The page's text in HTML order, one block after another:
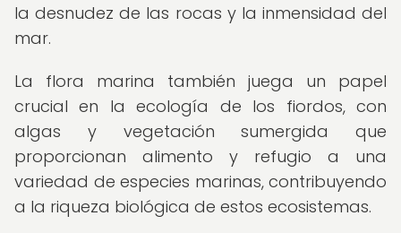
la desnudez de las rocas y la inmensidad del
mar.
La flora marina también juega un papel
crucial en la ecología de los fiordos, con
algas y vegetación sumergida que
proporcionan alimento y refugio a una
variedad de especies marinas, contribuyendo
a la riqueza biológica de estos ecosistemas.